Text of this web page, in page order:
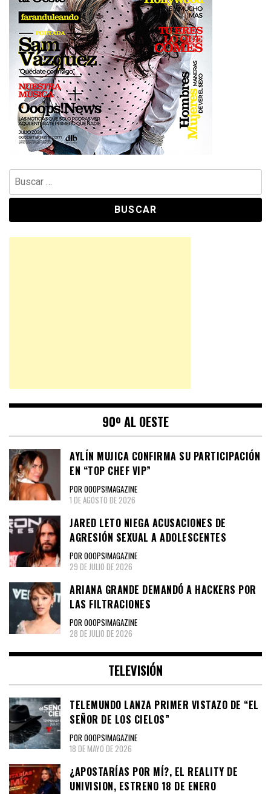
Buscar:
90º AL OESTE
AYLÍN MUJICA CONFIRMA SU PARTICIPACIÓN
EN “TOP CHEF VIP”
POR OOOPS!MAGAZINE
1 DE AGOSTO DE 2026
JARED LETO NIEGA ACUSACIONES DE
AGRESIÓN SEXUAL A ADOLESCENTES
POR OOOPS!MAGAZINE
29 DE JULIO DE 2026
ARIANA GRANDE DEMANDÓ A HACKERS POR
LAS FILTRACIONES
POR OOOPS!MAGAZINE
28 DE JULIO DE 2026
TELEVISIÓN
TELEMUNDO LANZA PRIMER VISTAZO DE “EL
SEÑOR DE LOS CIELOS”
POR OOOPS!MAGAZINE
18 DE MAYO DE 2026
¿APOSTARÍAS POR MÍ?, EL REALITY DE
UNIVISION, ESTRENO 18 DE ENERO